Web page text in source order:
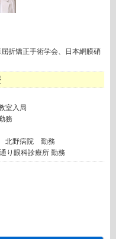
折矯正手術学会、日本網膜硝
室入局
務
北野病院 勤務
り眼科診療所 勤務